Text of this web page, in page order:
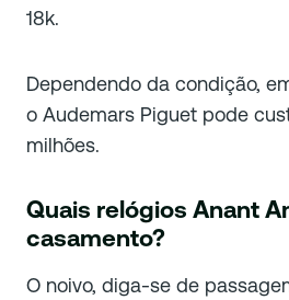
18k.
Dependendo da condição,
o Audemars Piguet pode
milhões.
Quais relógios Anant
casamento?
O noivo, diga-se de